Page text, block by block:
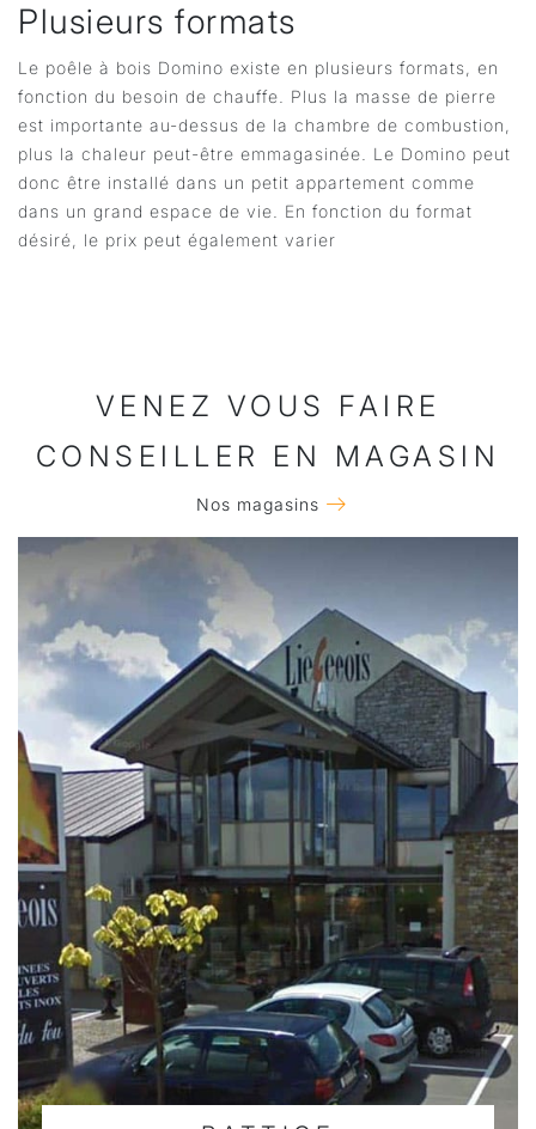
Plusieurs formats
Le poêle à bois Domino existe en plusieurs formats, en
fonction du besoin de chauffe. Plus la masse de pierre
est importante au-dessus de la chambre de combustion,
plus la chaleur peut-être emmagasinée. Le Domino peut
donc être installé dans un petit appartement comme
dans un grand espace de vie. En fonction du format
désiré, le prix peut également varier
VENEZ VOUS FAIRE
CONSEILLER EN MAGASIN
Nos magasins